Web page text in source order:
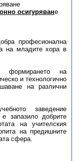
осигуряване
професионална
на младите хора в
формирането на
и технологично
на различни
заведение
запазило добрите
на учителския
на предишните
сфера.